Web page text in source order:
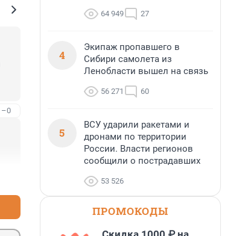
–0
64 949 27
4
Экипаж пропавшего в
Сибири самолета из
Ленобласти вышел на связь
56 271 60
5
ВСУ ударили ракетами и
дронами по территории
России. Власти регионов
сообщили о пострадавших
53 526
ПРОМОКОДЫ